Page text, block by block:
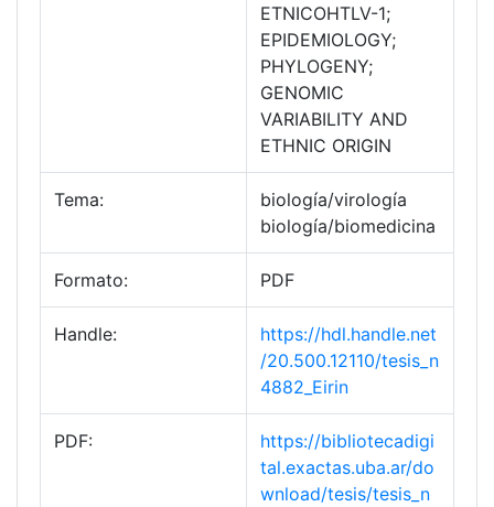
ETNICOHTLV-1;
EPIDEMIOLOGY;
PHYLOGENY;
GENOMIC
VARIABILITY AND
ETHNIC ORIGIN
Tema:
biología/virología
biología/biomedicina
Formato: PDF
Handle:
https://hdl.handle.net
/20.500.12110/tesis_n
4882_Eirin
PDF:
https://bibliotecadigi
tal.exactas.uba.ar/do
wnload/tesis/tesis_n